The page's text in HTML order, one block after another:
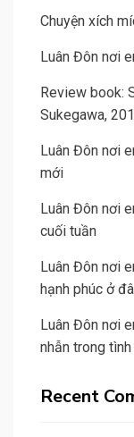
Chuyện xích
Luân Đôn nơi
Review book:
Sukegawa,
Luân Đôn nơi
mới
Luân Đôn nơi
cuối tuần
Luân Đôn nơi
hạnh phúc ở
Luân Đôn nơi
nhẫn trong
Recent